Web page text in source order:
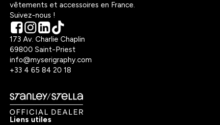
vêtements et accessoires en France.
Suivez-nous !
173 Av. Charlie Chaplin
69800 Saint-Priest
info@myserigraphy.com
+33 4 65 84 20 18
Liens utiles